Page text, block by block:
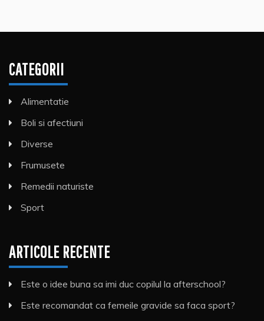
CATEGORII
Alimentatie
Boli si afectiuni
Diverse
Frumusete
Remedii naturiste
Sport
ARTICOLE RECENTE
Este o idee buna sa imi duc copilul la afterschool?
Este recomandat ca femeile gravide sa faca sport?